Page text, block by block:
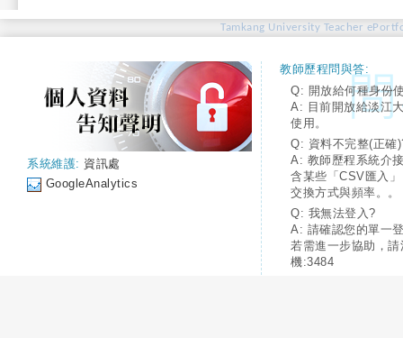
Tamkang University Teacher
系統維護: 資訊處
GoogleAnalytics
教師歷程問與答:
Q: 開放給何種身份
A: 目前開放給淡江
使用。
Q: 資料不完整(正確
A: 教師歷程系統介
含某些「CSV匯入
交換方式與頻率。。
Q: 我無法登入?
A: 請確認您的單一
若需進一步協助，
機:3484